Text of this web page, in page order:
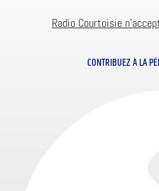
Radio Courtoisie
CONTRIBUEZ À LA